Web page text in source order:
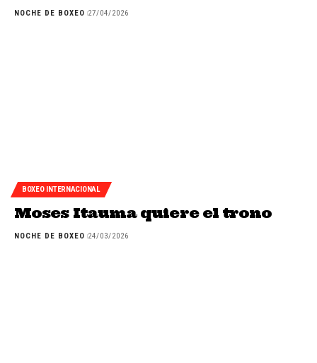
NOCHE DE BOXEO 27/04/2026
BOXEO INTERNACIONAL
Moses Itauma quiere el trono
NOCHE DE BOXEO 24/03/2026